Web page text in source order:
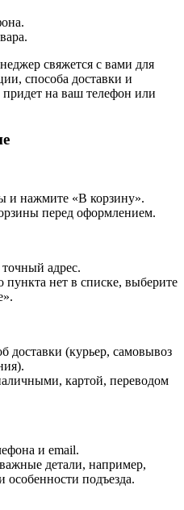
свяжется с вами для
способа доставки и
на ваш телефон или
и нажмите «В корзину».
перед оформлением.
адрес.
пункта нет в списке, выберите
доставки (курьер, самовывоз
картой, переводом
и email.
детали, например,
особенности подъезда.